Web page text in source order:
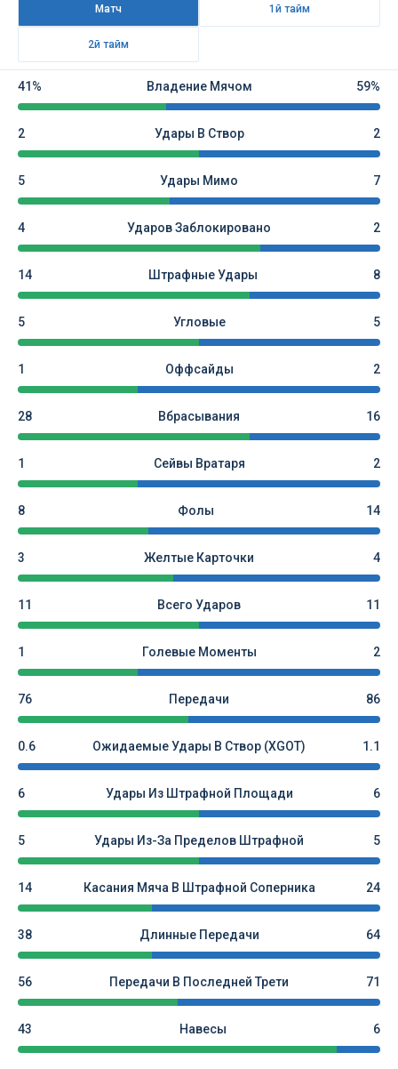
Матч 1й тайм
2й тайм
41% Владение Мячом 59%
2 Удары В Створ 2
5 Удары Мимо 7
4 Ударов Заблокировано 2
14 Штрафные Удары 8
5 Угловые 5
1 Оффсайды 2
28 Вбрасывания 16
1 Сейвы Вратаря 2
8 Фолы 14
3 Желтые Карточки 4
11 Всего Ударов 11
1 Голевые Моменты 2
76 Передачи 86
0.6 Ожидаемые Удары В Створ (xGOT) 1.1
6 Удары Из Штрафной Площади 6
5 Удары Из-За Пределов Штрафной 5
14 Касания Мяча В Штрафной Соперника 24
38 Длинные Передачи 64
56 Передачи В Последней Трети 71
43 Навесы 6